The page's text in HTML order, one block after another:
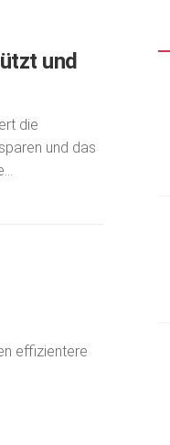
und
die
und das
effizientere